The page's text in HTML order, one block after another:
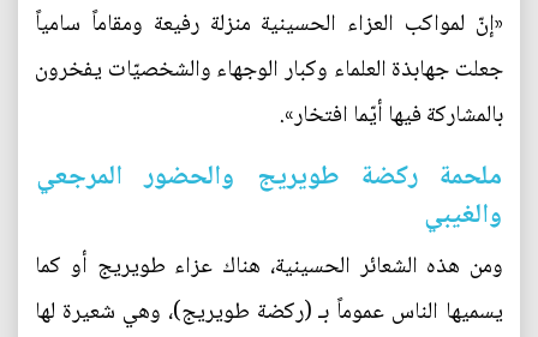
«إنّ لمواكب العزاء الحسينية منزلة رفيعة ومقاماً سامياً
جعلت جهابذة العلماء وكبار الوجهاء والشخصيّات يفخرون
بالمشاركة فيها أيّما افتخار».
ملحمة ركضة طويريج والحضور المرجعي
والغيبي
ومن هذه الشعائر الحسينية، هناك عزاء طويريج أو كما
يسميها الناس عموماً بـ (ركضة طويريج)، وهي شعيرة لها